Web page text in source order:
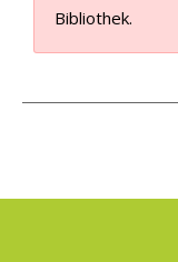
Bibliothek.